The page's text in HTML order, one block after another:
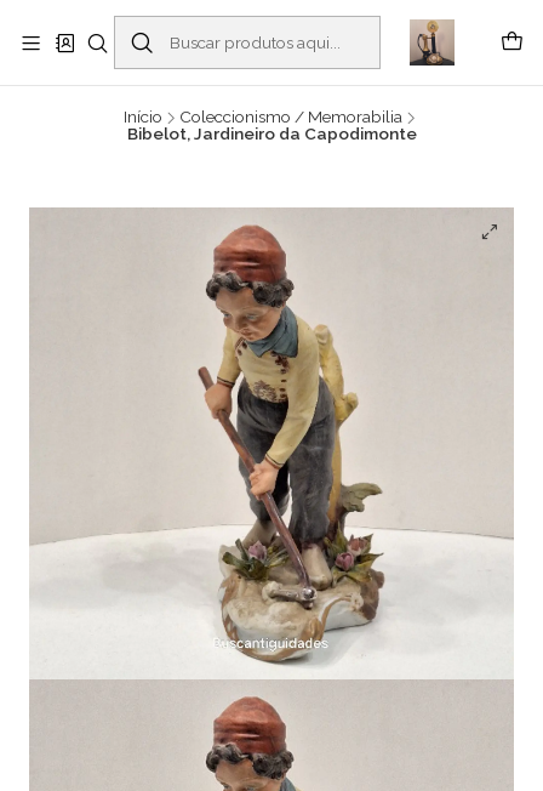
Buscantiguidades - Leilões. Colecionismo e antiguidades em Viana do
Castelo -
Leia mais
Início
Coleccionismo / Memorabilia
Bibelot, Jardineiro da Capodimonte